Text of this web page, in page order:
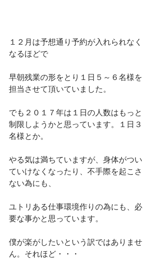
１２月は予想通り予約が入れられなく
なるほどで
早朝残業の形をとり１日５～６名様を
担当させて頂いていました。
でも２０１７年は１日の人数はもっと
制限しようかと思っています。１日３
名様とか。
やる気は満ちていますが、身体がつい
ていけなくなったり、不手際を起こさ
ない為にも、
ユトリある仕事環境作りの為にも、必
要な事かと思っています。
僕が楽がしたいという訳ではありませ
ん。それほど・・・